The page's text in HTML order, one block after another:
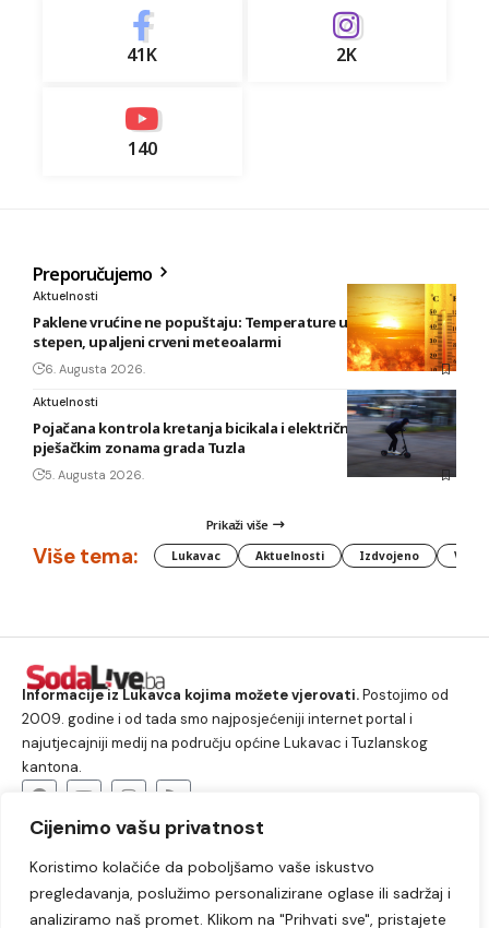
Cijenimo vašu privatnost
Koristimo kolačiće da poboljšamo vaše iskustvo
pregledavanja, poslužimo personalizirane oglase ili sadržaj i
analiziramo naš promet. Klikom na "Prihvati sve", pristajete
41K 2K
140
Preporučujemo
Aktuelnosti
Paklene vrućine ne popuštaju: Temperature u BiH i do 41
stepen, upaljeni crveni meteoalarmi
6. Augusta 2026.
Aktuelnosti
Pojačana kontrola kretanja bicikala i električnih romobila u
pješačkim zonama grada Tuzla
5. Augusta 2026.
Prikaži više
Više tema: Lukavac Aktuelnosti Izdvojeno
Informacije iz Lukavca kojima možete vjerovati.Postojimo od
2009. godine i od tada smo najposjećeniji internet portal i
najutjecajniji medij na području općine Lukavac i Tuzlanskog
kantona.
Lukavac Društvo Crna hronika
Sport
Kultura
Kolumne Slobodno vrijeme